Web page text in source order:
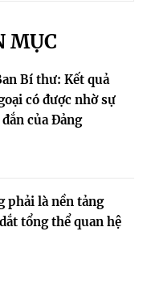
MỤC
Bí thư: Kết quả
có được nhờ sự
của Đảng
phải là nền tảng
tổng thể quan hệ